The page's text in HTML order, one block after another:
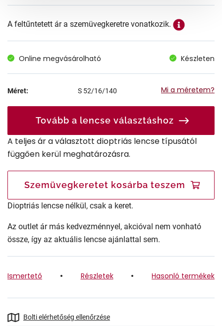
A feltűntetett ár a szemüvegkeretre vonatkozik.
Online megvásárolható Készleten
Méret: S 52/16/140 Mi a méretem?
Tovább a lencse választáshoz
A teljes ár a választott dioptriás lencse típusától
függően kerül meghatározásra.
Szemüvegkeretet kosárba teszem
Dioptriás lencse nélkül, csak a keret.
Az outlet ár más kedvezménnyel, akcióval nem vonható
össze, így az aktuális lencse ajánlattal sem.
Ismertető Részletek Hasonló termékek
Bolti elérhetőség ellenőrzése